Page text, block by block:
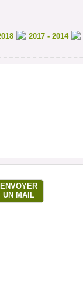
2017 - 2014
ENVOYER
UN MAIL